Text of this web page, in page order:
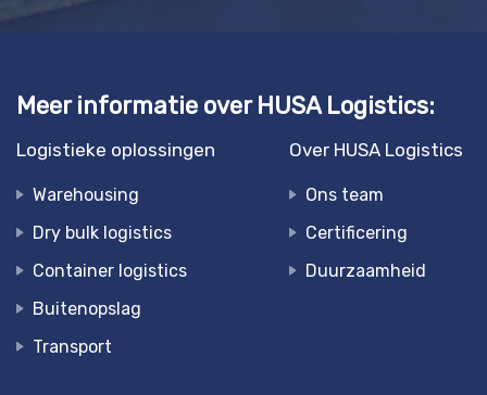
Meer informatie over HUSA Logistics:
Logistieke oplossingen
Warehousing
Dry bulk logistics
Container logistics
Buitenopslag
Transport
Over HUSA Logistics
Ons team
Certificering
Duurzaamheid